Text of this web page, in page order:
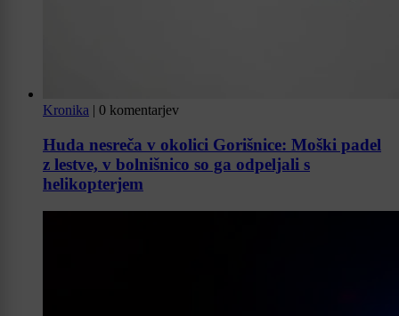
Kronika | 0 komentarjev
Huda nesreča v okolici Gorišnice: Moški padel
z lestve, v bolnišnico so ga odpeljali s
helikopterjem